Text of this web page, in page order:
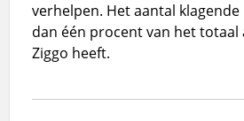
verhelpen. Het aantal
dan één procent van het
Ziggo heeft.